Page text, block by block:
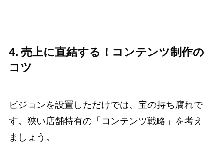
4. 売上に直結する！コンテンツ制作の
コツ
ビジョンを設置しただけでは、宝の持ち腐れで
す。狭い店舗特有の「コンテンツ戦略」を考え
ましょう。